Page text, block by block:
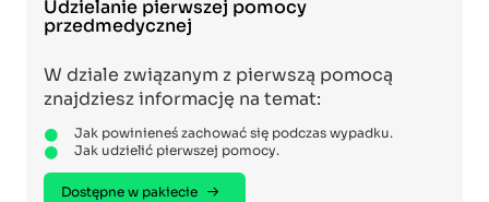
Udzielanie pierwszej pomocy
przedmedycznej
W dziale związanym z pierwszą pomocą
znajdziesz informację na temat:
Jak powinieneś zachować się podczas wypadku.
Jak udzielić pierwszej pomocy.
Dostępne w pakiecie